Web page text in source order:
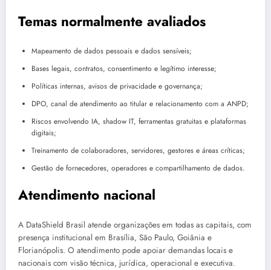
Temas normalmente avaliados
Mapeamento de dados pessoais e dados sensíveis;
Bases legais, contratos, consentimento e legítimo interesse;
Políticas internas, avisos de privacidade e governança;
DPO, canal de atendimento ao titular e relacionamento com a ANPD;
Riscos envolvendo IA, shadow IT, ferramentas gratuitas e plataformas
digitais;
Treinamento de colaboradores, servidores, gestores e áreas críticas;
Gestão de fornecedores, operadores e compartilhamento de dados.
Atendimento nacional
A DataShield Brasil atende organizações em todas as capitais, com
presença institucional em Brasília, São Paulo, Goiânia e
Florianópolis. O atendimento pode apoiar demandas locais e
nacionais com visão técnica, jurídica, operacional e executiva.